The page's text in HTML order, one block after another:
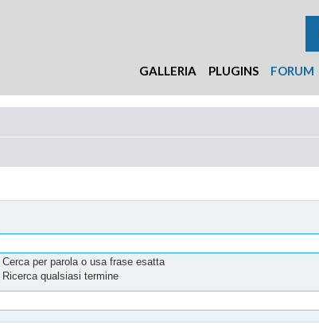
GALLERIA PLUGINS FORUM
Cerca per parola o usa frase esatta
Ricerca qualsiasi termine